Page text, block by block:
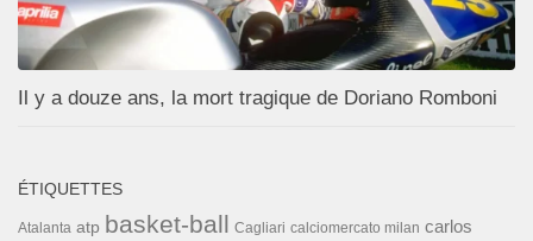
Il y a douze ans, la mort tragique de Doriano Romboni
ÉTIQUETTES
Atalanta atp basket-ball Cagliari calciomercato milan carlos